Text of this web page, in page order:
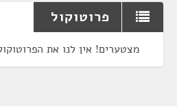
פרוטוקול
מצטערים! אין לנו את